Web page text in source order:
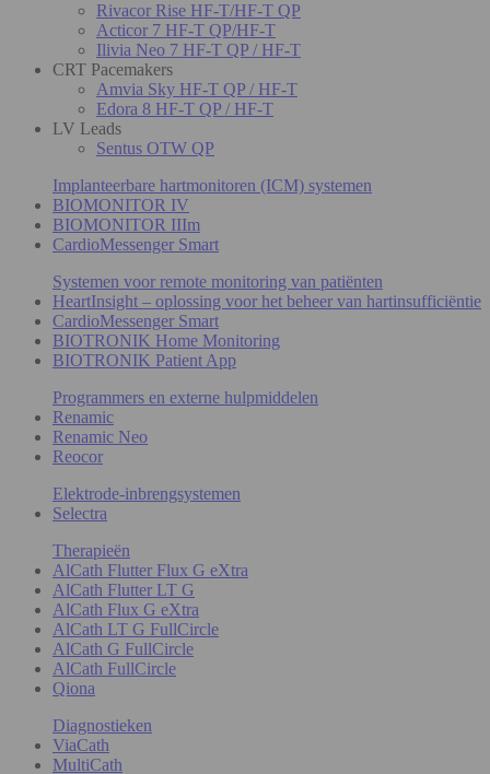
Rivacor Rise HF-T/HF-T QP
Acticor 7 HF-T QP/HF-T
Ilivia Neo 7 HF-T QP / HF-T
CRT Pacemakers
Amvia Sky HF-T QP / HF-T
Edora 8 HF-T QP / HF-T
LV Leads
Sentus OTW QP
Implanteerbare hartmonitoren (ICM) systemen
BIOMONITOR IV
BIOMONITOR IIIm
CardioMessenger Smart
Systemen voor remote monitoring van patiënten
HeartInsight – oplossing voor het beheer van hartinsufficiëntie
CardioMessenger Smart
BIOTRONIK Home Monitoring
BIOTRONIK Patient App
Programmers en externe hulpmiddelen
Renamic
Renamic Neo
Reocor
Elektrode-inbrengsystemen
Selectra
Therapieën
AlCath Flutter Flux G eXtra
AlCath Flutter LT G
AlCath Flux G eXtra
AlCath LT G FullCircle
AlCath G FullCircle
AlCath FullCircle
Qiona
Diagnostieken
ViaCath
MultiCath